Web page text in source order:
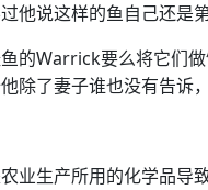
他说这样的鱼自己还是
的Warrick要么将它们
除了妻子谁也没有告诉
业生产所用的化学品导